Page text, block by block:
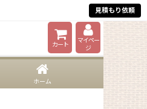
見積もり依頼
カート
マイペー
ジ
ホーム